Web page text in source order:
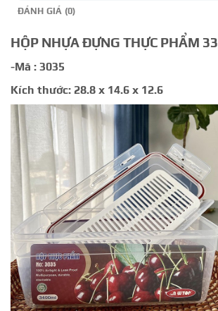
ĐÁNH GIÁ (0)
HỘP NHỰA ĐỰNG THỰC PHẨM 33
-Mã : 3035
Kích thước: 28.8 x 14.6 x 12.6